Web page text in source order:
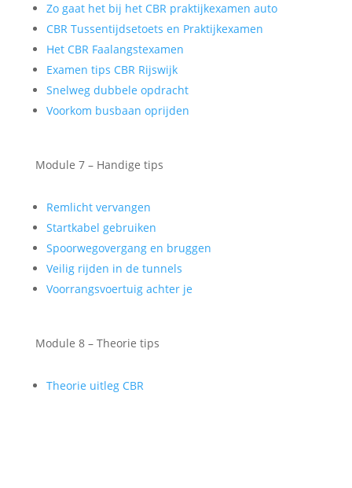
Zo gaat het bij het CBR praktijkexamen auto
CBR Tussentijdsetoets en Praktijkexamen
Het CBR Faalangstexamen
Examen tips CBR Rijswijk
Snelweg dubbele opdracht
Voorkom busbaan oprijden
Module 7 – Handige tips
Remlicht vervangen
Startkabel gebruiken
Spoorwegovergang en bruggen
Veilig rijden in de tunnels
Voorrangsvoertuig achter je
Module 8 – Theorie tips
Theorie uitleg CBR